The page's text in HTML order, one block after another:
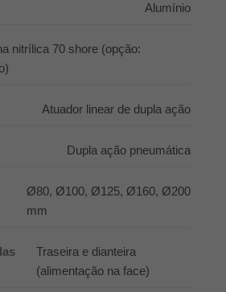
Alumínio
nitrílica 70 shore (opção:
Atuador linear de dupla ação
Dupla ação pneumática
Ø80, Ø100, Ø125, Ø160, Ø200
mm
Traseira e dianteira
(alimentação na face)